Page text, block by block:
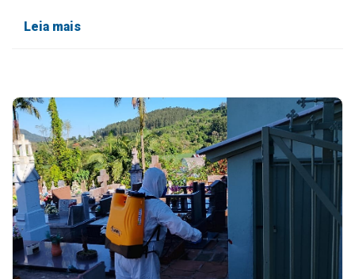
Leia mais